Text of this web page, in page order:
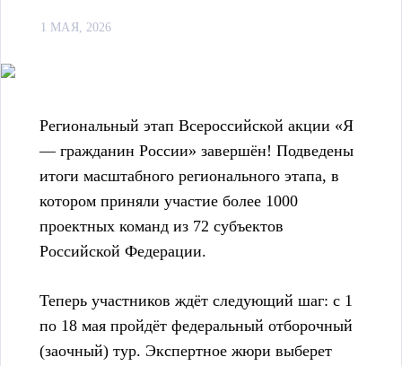
1 МАЯ, 2026
Региональный этап Всероссийской акции «Я
— гражданин России» завершён! Подведены
итоги масштабного регионального этапа, в
котором приняли участие более 1000
проектных команд из 72 субъектов
Российской Федерации.
Теперь участников ждёт следующий шаг: с 1
по 18 мая пройдёт федеральный отборочный
(заочный) тур. Экспертное жюри выберет